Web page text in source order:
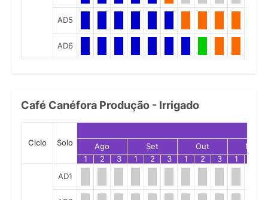
AD5
AD6
Café Canéfora Produção - Irrigado
Ciclo Solo Ago Set Out
Nov
1
2 3 1 2 3 1 2 3 1
AD1